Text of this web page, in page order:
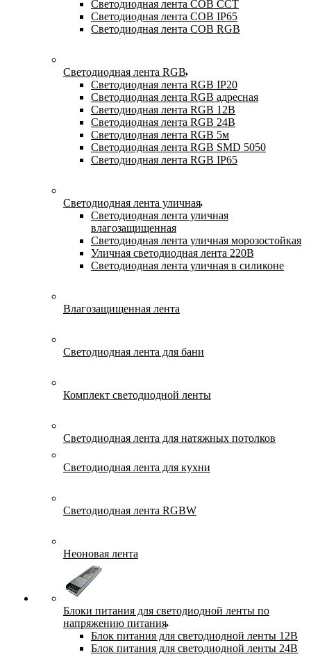
Светодиодная лента COB CCT
Светодиодная лента COB IP65
Светодиодная лента COB RGB
Светодиодная лента RGB
Светодиодная лента RGB IP20
Светодиодная лента RGB адресная
Светодиодная лента RGB 12В
Светодиодная лента RGB 24В
Светодиодная лента RGB 5м
Светодиодная лента RGB SMD 5050
Светодиодная лента RGB IP65
Светодиодная лента уличная
Светодиодная лента уличная
влагозащищенная
Светодиодная лента уличная морозостойкая
Уличная светодиодная лента 220В
Светодиодная лента уличная в силиконе
Влагозащищенная лента
Светодиодная лента для бани
Комплект светодиодной ленты
Светодиодная лента для натяжных потолков
Светодиодная лента для кухни
Светодиодная лента RGBW
Неоновая лента
Блоки питания для светодиодной ленты по
напряжению питания
Блок питания для светодиодной ленты 12В
Блок питания для светодиодной ленты 24В